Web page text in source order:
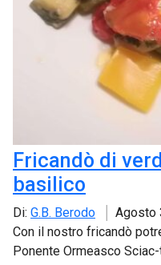
Fricandò di
basilico
Di: G.B. Berodo Agosto
Con il nostro fricandò
Ponente Ormeasco